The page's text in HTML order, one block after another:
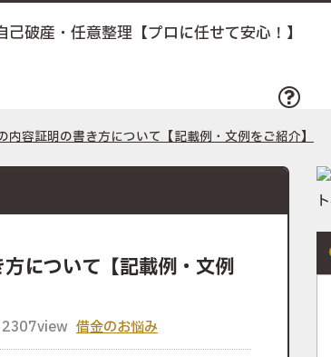
債務整理とは
内容証明の書き方について【記載例・文例をご紹介】
について【記載例・文例
借金のお悩み